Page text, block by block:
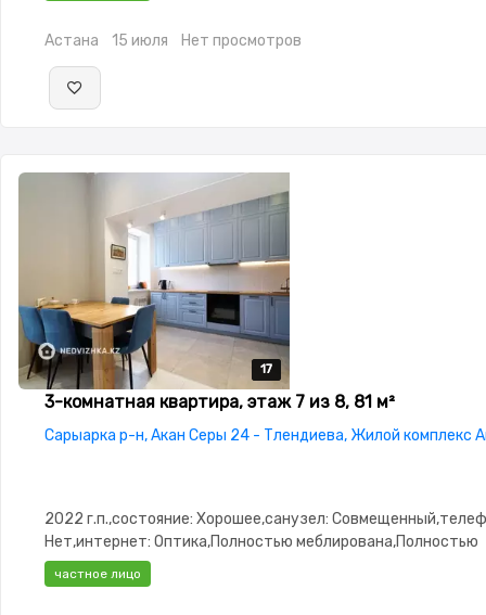
Астана 15 июля Нет просмотров
17
17
17
17
17
3-комнатная квартира, этаж 7 из 8, 81 м²
Сарыарка р-н, Акан Серы 24 - Тлендиева, Жилой комплекс
2022 г.п.,состояние: Хорошее,санузел:
Нет,интернет: Оптика,Полностью меблирована,Полностью
меблирована,паркинг: Паркинг,Домофон,Кодовый
замок,Видеонаблюдение,Пластиковые
частное лицо